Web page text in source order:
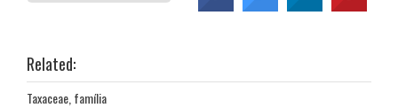
Related:
Taxaceae, família